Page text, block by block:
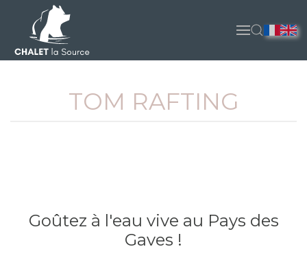
Accéder au contenu principal
TOM RAFTING
Goûtez à l'eau vive au Pays des
Gaves !